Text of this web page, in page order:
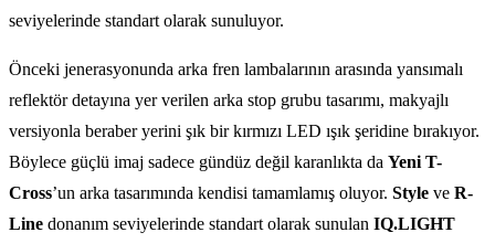
seviyelerinde standart olarak sunuluyor.
Önceki jenerasyonunda arka fren lambalarının arasında yansımalı
reflektör detayına yer verilen arka stop grubu tasarımı, makyajlı
versiyonla beraber yerini şık bir kırmızı LED ışık şeridine bırakıyor.
Böylece güçlü imaj sadece gündüz değil karanlıkta da Yeni T-
Cross’un arka tasarımında kendisi tamamlamış oluyor. Style ve R-
Line donanım seviyelerinde standart olarak sunulan IQ.LIGHT